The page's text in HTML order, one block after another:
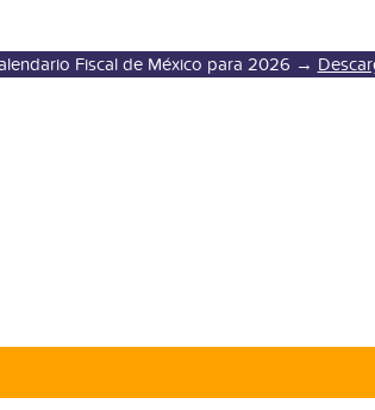
Fiscal de México para 2026 →